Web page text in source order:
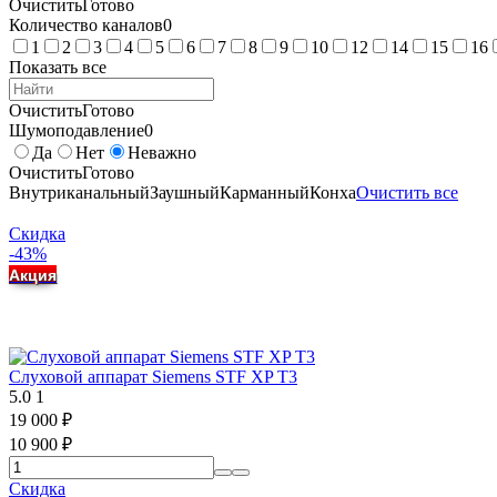
ОчиститьГотово
Количество каналов0
1
2 3 4 5 6 7 8 9 10 12 14 15 16
Показать все
ОчиститьГотово
Шумоподавление0
Да
Нет
Неважно
ОчиститьГотово
ВнутриканальныйЗаушныйКарманныйКонхаОчистить все
Скидка
-43%
Акция
Слуховой аппарат Siemens STF XP T3
5.0 1
19 000 ₽
10 900 ₽
Скидка